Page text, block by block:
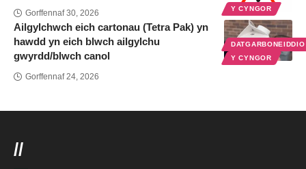
Y CYNGOR
Gorffennaf 30, 2026
Y CYNGOR
Ailgylchwch eich cartonau (Tetra Pak) yn
hawdd yn eich blwch ailgylchu
gwyrdd/blwch canol
Gorffennaf 24, 2026
//